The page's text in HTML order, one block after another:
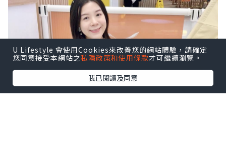
U Lifestyle 會使用Cookies來改善您的網站體驗，請確定
您同意接受本網站之私隱政策和使用條款才可繼續瀏覽。
我已閱讀及同意